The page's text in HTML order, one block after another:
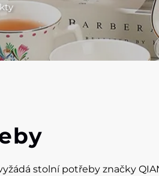
stolní potřeby značky